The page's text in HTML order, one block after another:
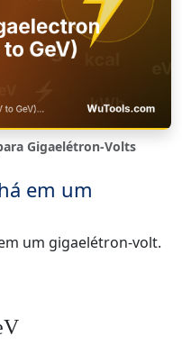
Gigaelétron-Volts
em um
um gigaelétron-volt.